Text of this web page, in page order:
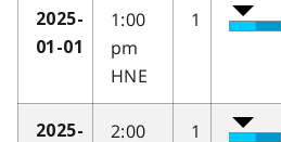
2025-
01-01
1:00
pm
HNE
1
2025-
2:00
1